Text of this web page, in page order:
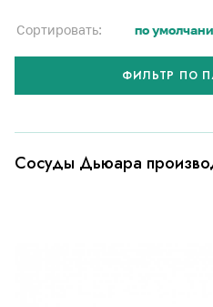
Сортировать: по
ФИЛЬТР ПО
Сосуды Дьюара